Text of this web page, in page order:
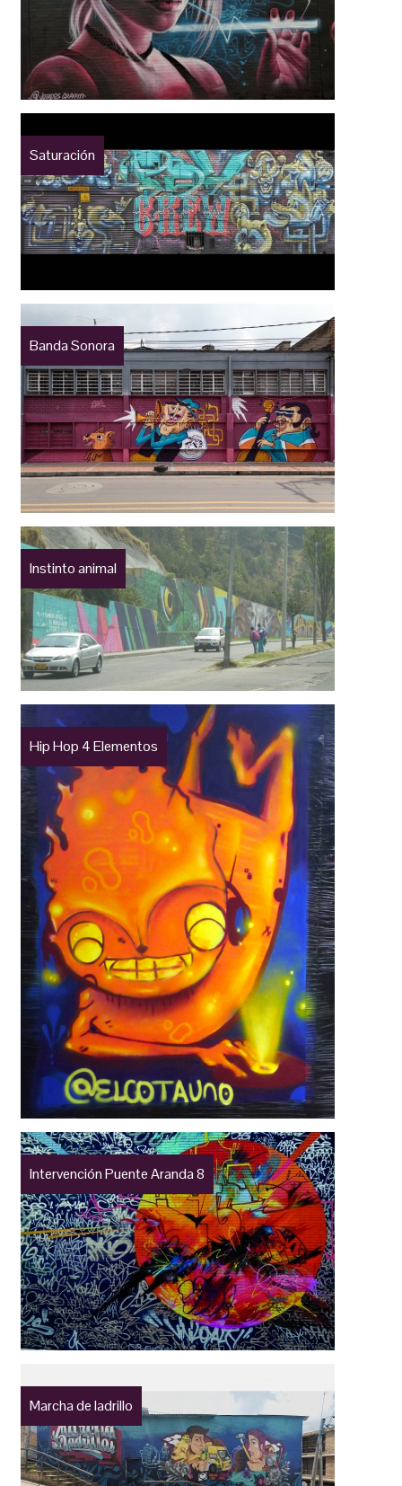
Saturación
Banda Sonora
Instinto animal
Hip Hop 4 Elementos
Intervención Puente Aranda 8
Marcha de ladrillo